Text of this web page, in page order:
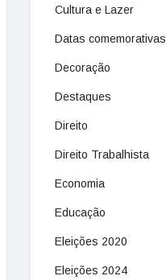
Cultura e Lazer
Datas comemorativas
Decoração
Destaques
Direito
Direito Trabalhista
Economia
Educação
Eleições 2020
Eleições 2024